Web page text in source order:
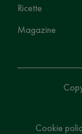
Ricette
Magazine
Cookie